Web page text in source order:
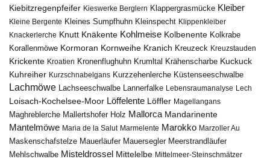
Kiebitzregenpfeifer Kieswerke Berglern Klappergrasmücke Kleiber
Kleine Bergente Kleines Sumpfhuhn Kleinspecht Klippenkleiber
Knackerlerche Knutt Knäkente Kohlmeise Kolbenente Kolkrabe
Korallenmöwe Kormoran Kornweihe Kranich Kreuzeck Kreuzstauden
Krickente Kroatien Kronenflughuhn Krumltal Krähenscharbe Kuckuck
Kuhreiher Kurzschnabelgans Kurzzehenlerche Küstenseeschwalbe
Lachmöwe Lachseeschwalbe Lannerfalke Lebensraumanalyse Lech
Loisach-Kochelsee-Moor Löffelente Löffler Magellangans
Maghreblerche Mallertshofer Holz Mallorca Mandarinente
Mantelmöwe Maria de la Salut Marmelente Marokko Marzoller Au
Maskenschafstelze Mauerläufer Mauersegler Meerstrandläufer
Mehlschwalbe Misteldrossel Mittelelbe Mittelmeer-Steinschmätzer